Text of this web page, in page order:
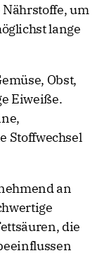
um
lange
Obst,
Eiweiße.
Stoffwechsel
an
die